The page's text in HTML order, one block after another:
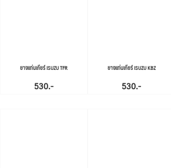
ยางแท่นเกียร์ ISUZU TFR
530.-
ยางแท่นเกียร์ ISUZU KBZ
530.-